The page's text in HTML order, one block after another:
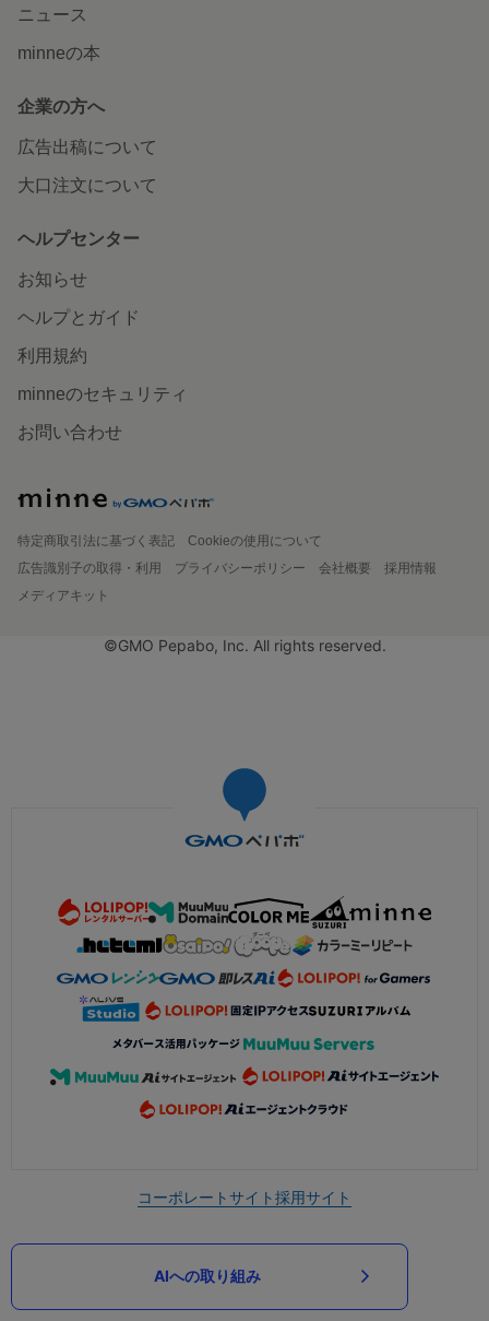
ニュース
minneの本
企業の方へ
広告出稿について
大口注文について
ヘルプセンター
お知らせ
ヘルプとガイド
利用規約
minneのセキュリティ
お問い合わせ
特定商取引法に基づく表記
Cookieの使用について
広告識別子の取得・利用
プライバシーポリシー 会社概要
採用情報
メディアキット
©GMO Pepabo, Inc. All rights reserved.
コーポレートサイト採用サイト
AIへの取り組み